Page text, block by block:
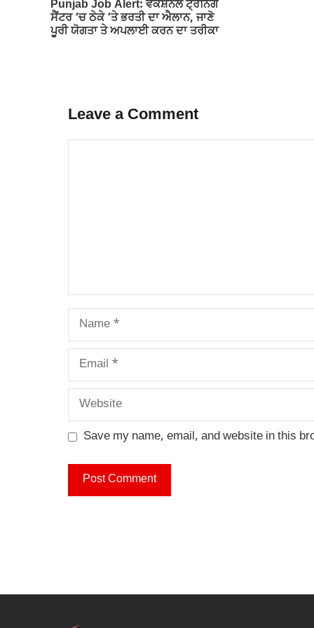
Punjab Job Alert: ਵੋਕੇਸ਼ਨਲ ਟ੍ਰੇਨਿੰਗ
ਸੈਂਟਰ ‘ਚ ਠੇਕੇ ‘ਤੇ ਭਰਤੀ ਦਾ ਐਲਾਨ, ਜਾਣੋ
ਪੂਰੀ ਯੋਗਤਾ ਤੇ ਅਪਲਾਈ ਕਰਨ ਦਾ ਤਰੀਕਾ
Leave a Comment
Name
Email
Website
Save my name, email, and website in this